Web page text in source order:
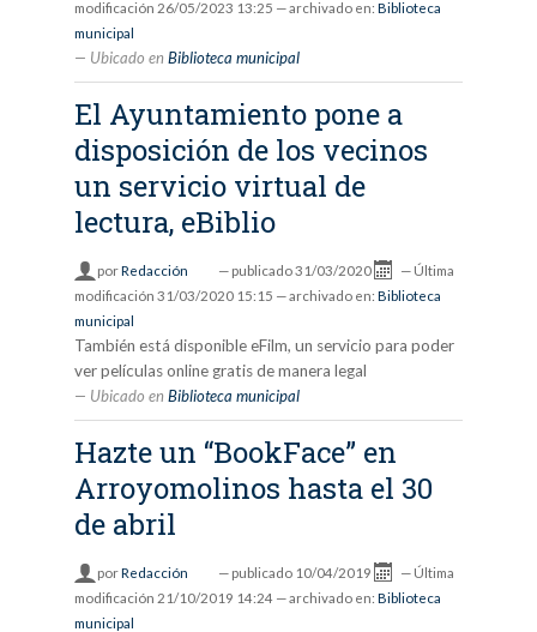
modificación 26/05/2023 13:25 — archivado en: Biblioteca
municipal
Ubicado en Biblioteca municipal
El Ayuntamiento pone a
disposición de los vecinos
un servicio virtual de
lectura, eBiblio
porRedacción — publicado31/03/2020 — Última
modificación 31/03/2020 15:15 — archivado en: Biblioteca
municipal
También está disponible eFilm, un servicio para poder
ver películas online gratis de manera legal
Ubicado en Biblioteca municipal
Hazte un “BookFace” en
Arroyomolinos hasta el 30
de abril
porRedacción — publicado 10/04/2019 — Última
modificación 21/10/2019 14:24 — archivado en: Biblioteca
municipal